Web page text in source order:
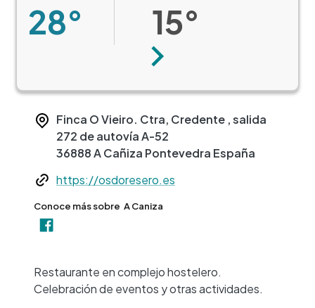
28° 15°
Siguiente
Finca O Vieiro. Ctra, Credente , salida
272 de autovía A-52
36888A Cañiza Pontevedra España
Webhttps://osdoresero.es
Conoce más sobre A Caniza
Restaurante en complejo hostelero.
Celebración de eventos y otras actividades.